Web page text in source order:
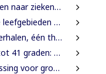
ruzie bij discotheek
van nationaal belang
één thuis
hittestress in Suriname